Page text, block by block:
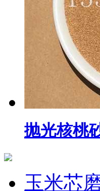
抛光核桃
玉米芯